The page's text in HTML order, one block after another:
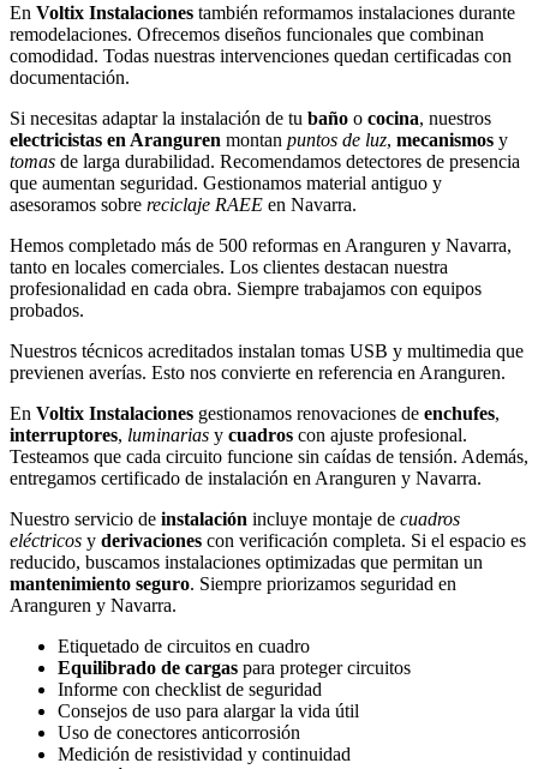
En Voltix Instalaciones también reformamos instalaciones durante
remodelaciones. Ofrecemos diseños funcionales que combinan
comodidad. Todas nuestras intervenciones quedan certificadas con
documentación.
Si necesitas adaptar la instalación de tu baño o cocina, nuestros
electricistas en Aranguren montan puntos de luz, mecanismos y
tomas de larga durabilidad. Recomendamos detectores de presencia
que aumentan seguridad. Gestionamos material antiguo y
asesoramos sobre reciclaje RAEE en Navarra.
Hemos completado más de 500 reformas en Aranguren y Navarra,
tanto en locales comerciales. Los clientes destacan nuestra
profesionalidad en cada obra. Siempre trabajamos con equipos
probados.
Nuestros técnicos acreditados instalan tomas USB y multimedia que
previenen averías. Esto nos convierte en referencia en Aranguren.
En Voltix Instalaciones gestionamos renovaciones de enchufes,
interruptores, luminarias y cuadros con ajuste profesional.
Testeamos que cada circuito funcione sin caídas de tensión. Además,
entregamos certificado de instalación en Aranguren y Navarra.
Nuestro servicio de instalación incluye montaje de cuadros
eléctricos y derivaciones con verificación completa. Si el espacio es
reducido, buscamos instalaciones optimizadas que permitan un
mantenimiento seguro. Siempre priorizamos seguridad en
Aranguren y Navarra.
Etiquetado de circuitos en cuadro
Equilibrado de cargas para proteger circuitos
Informe con checklist de seguridad
Consejos de uso para alargar la vida útil
Uso de conectores anticorrosión
Medición de resistividad y continuidad